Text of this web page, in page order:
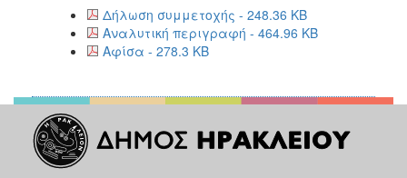
Δήλωση συμμετοχής - 248.36 KB
Αναλυτική περιγραφή - 464.96 KB
Αφίσα - 278.3 KB